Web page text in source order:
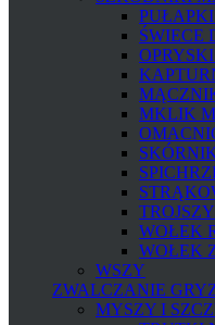
ŚWIECE
MKLIK
WOŁEK
WOŁEK
WSZY
ZWALCZANIE
MYSZY I